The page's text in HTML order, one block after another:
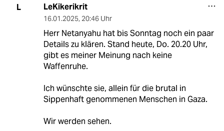
L LeKikerikrit
16.01.2025, 20:46 Uhr
Herr Netanyahu hat bis Sonntag noch ein paar
Details zu klären. Stand heute, Do. 20.20 Uhr,
gibt es meiner Meinung nach keine
Waffenruhe.
Ich wünschte sie, allein für die brutal in
Sippenhaft genommenen Menschen in Gaza.
Wir werden sehen.